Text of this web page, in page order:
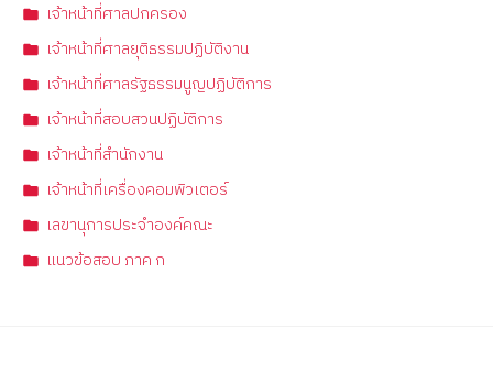
เจ้าหน้าที่ศาลปกครอง
เจ้าหน้าที่ศาลยุติธรรมปฏิบัติงาน
เจ้าหน้าที่ศาลรัฐธรรมนูญปฏิบัติการ
เจ้าหน้าที่สอบสวนปฏิบัติการ
เจ้าหน้าที่สำนักงาน
เจ้าหน้าที่เครื่องคอมพิวเตอร์
เลขานุการประจำองค์คณะ
แนวข้อสอบ ภาค ก